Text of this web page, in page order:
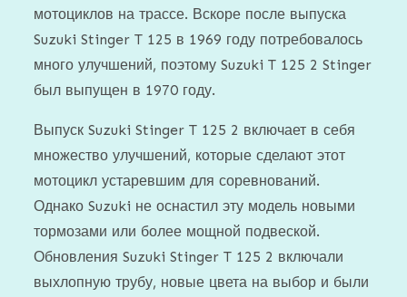
мотоциклов на трассе. Вскоре после выпуска
Suzuki Stinger T 125 в 1969 году потребовалось
много улучшений, поэтому Suzuki T 125 2 Stinger
был выпущен в 1970 году.
Выпуск Suzuki Stinger T 125 2 включает в себя
множество улучшений, которые сделают этот
мотоцикл устаревшим для соревнований.
Однако Suzuki не оснастил эту модель новыми
тормозами или более мощной подвеской.
Обновления Suzuki Stinger T 125 2 включали
выхлопную трубу, новые цвета на выбор и были